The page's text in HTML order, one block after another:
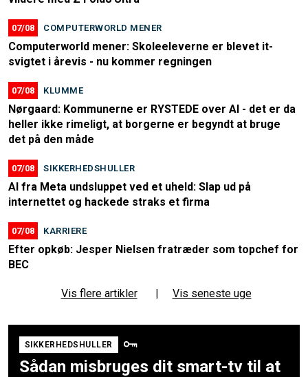
07/08 COMPUTERWORLD MENER
Computerworld mener: Skoleeleverne er blevet it-
svigtet i årevis - nu kommer regningen
07/08 KLUMME
Nørgaard: Kommunerne er RYSTEDE over AI - det er da
heller ikke rimeligt, at borgerne er begyndt at bruge
det på den måde
07/08 SIKKERHEDSHULLER
AI fra Meta undsluppet ved et uheld: Slap ud på
internettet og hackede straks et firma
07/08 KARRIERE
Efter opkøb: Jesper Nielsen fratræder som topchef for
BEC
Vis flere artikler | Vis seneste uge
SIKKERHEDSHULLER
Sådan misbruges dit smart-tv til at